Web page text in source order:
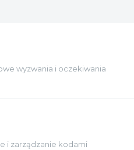
wyzwania i oczekiwania
i zarządzanie kodami